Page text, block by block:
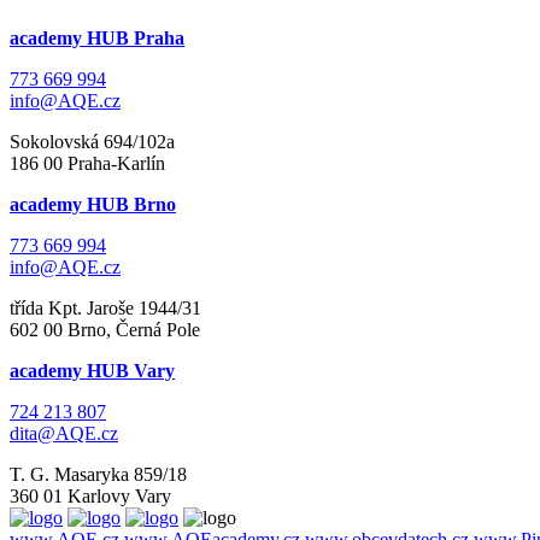
academy HUB Praha
773 669 994
info@AQE.cz
Sokolovská 694/102a
186 00 Praha-Karlín
academy HUB Brno
773 669 994
info@AQE.cz
třída Kpt. Jaroše 1944/31
602 00 Brno, Černá Pole
academy HUB Vary
724 213 807
dita@AQE.cz
T. G. Masaryka 859/18
360 01 Karlovy Vary